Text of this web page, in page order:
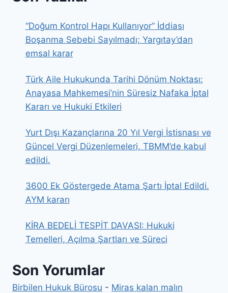
“Doğum Kontrol Hapı Kullanıyor” İddiası
Boşanma Sebebi Sayılmadı; Yargıtay’dan
emsal karar
Türk Aile Hukukunda Tarihi Dönüm Noktası:
Anayasa Mahkemesi’nin Süresiz Nafaka İptal
Kararı ve Hukuki Etkileri
Yurt Dışı Kazançlarına 20 Yıl Vergi İstisnası ve
Güncel Vergi Düzenlemeleri, TBMM’de kabul
edildi.
3600 Ek Göstergede Atama Şartı İptal Edildi.
AYM kararı
KİRA BEDELİ TESPİT DAVASI: Hukuki
Temelleri, Açılma Şartları ve Süreci
Son Yorumlar
Birbilen Hukuk Bürosu - Miras kalan malın